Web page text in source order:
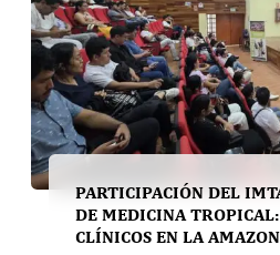
PARTICIPACIÓN DEL
DE MEDICINA TROPICAL:
CLÍNICOS EN LA